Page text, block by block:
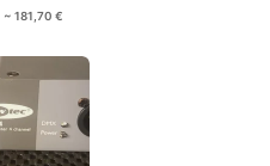
~ 181,70 €